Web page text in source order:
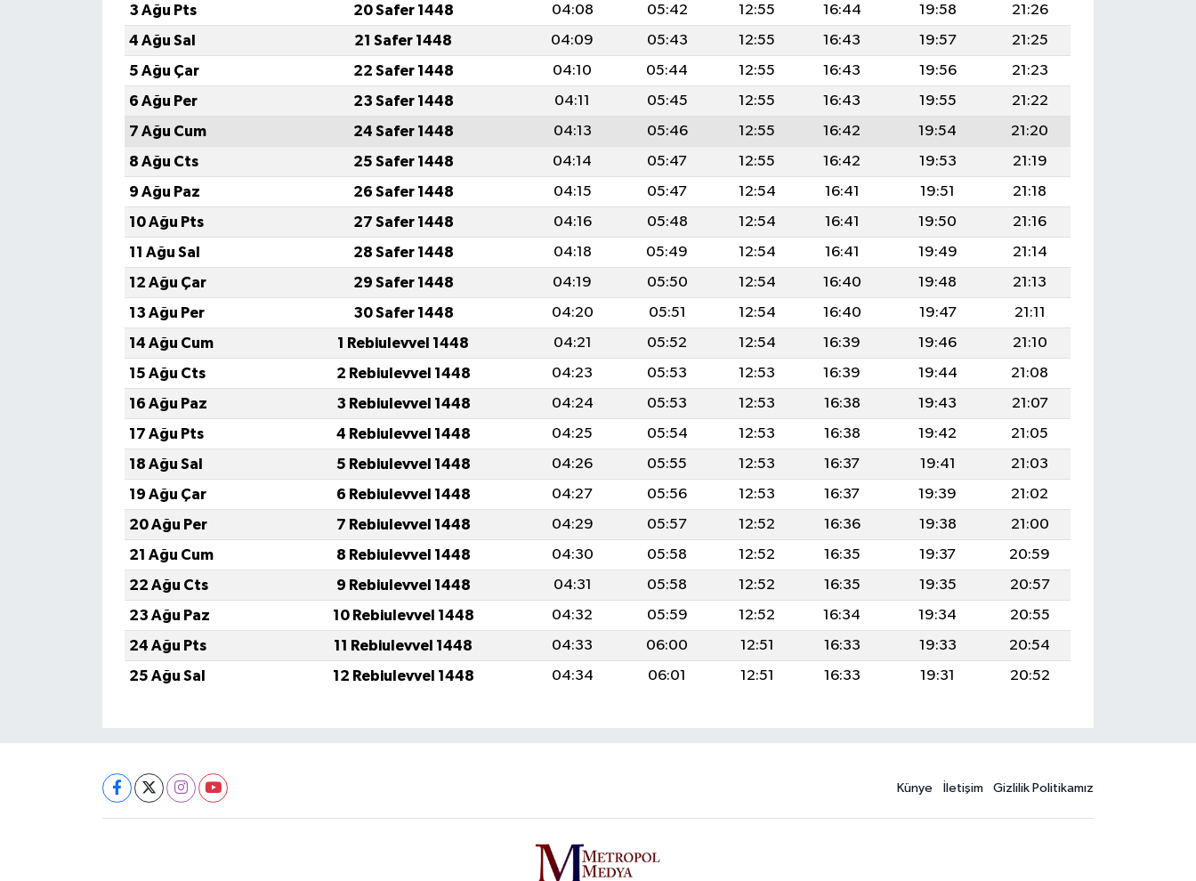
3 Ağu Pts
20 Safer 1448 04:08 05:42 12:55 16:44 19:58
21:26
4 Ağu Sal
21 Safer 1448 04:09 05:43 12:55 16:43 19:57
21:25
5 Ağu Çar
22 Safer 1448 04:10 05:44 12:55 16:43 19:56
21:23
6 Ağu Per
23 Safer 1448 04:11 05:45 12:55 16:43 19:55
21:22
7 Ağu Cum
24 Safer 1448 04:13 05:46 12:55 16:42 19:54
21:20
8 Ağu Cts
25 Safer 1448 04:14 05:47 12:55 16:42 19:53
21:19
9 Ağu Paz
26 Safer 1448 04:15 05:47 12:54 16:41 19:51
21:18
10 Ağu Pts
27 Safer 1448 04:16 05:48 12:54 16:41 19:50
21:16
11 Ağu Sal
28 Safer 1448 04:18 05:49 12:54 16:41 19:49
21:14
12 Ağu Çar
29 Safer 1448 04:19 05:50 12:54 16:40 19:48
21:13
13 Ağu Per
30 Safer 1448 04:20 05:51 12:54 16:40 19:47
21:11
14 Ağu Cum
1 Rebiulevvel 1448 04:21 05:52 12:54 16:39 19:46
21:10
15 Ağu Cts
2 Rebiulevvel 1448 04:23 05:53 12:53 16:39 19:44
21:08
16 Ağu Paz
3 Rebiulevvel 1448 04:24 05:53 12:53 16:38 19:43
21:07
17 Ağu Pts
4 Rebiulevvel 1448 04:25 05:54 12:53 16:38 19:42
21:05
18 Ağu Sal
5 Rebiulevvel 1448 04:26 05:55 12:53 16:37 19:41
21:03
19 Ağu Çar
6 Rebiulevvel 1448 04:27 05:56 12:53 16:37 19:39
21:02
20 Ağu Per
7 Rebiulevvel 1448 04:29 05:57 12:52 16:36 19:38
21:00
21 Ağu Cum
8 Rebiulevvel 1448 04:30 05:58 12:52 16:35 19:37
20:59
22 Ağu Cts
9 Rebiulevvel 1448 04:31 05:58 12:52 16:35 19:35
20:57
23 Ağu Paz
10 Rebiulevvel 1448 04:32 05:59 12:52 16:34 19:34
20:55
24 Ağu Pts
11 Rebiulevvel 1448 04:33 06:00 12:51 16:33 19:33
20:54
25 Ağu Sal
12 Rebiulevvel 1448 04:34 06:01 12:51 16:33 19:31 20:52
Künye İletişim Gizlilik Politikamız